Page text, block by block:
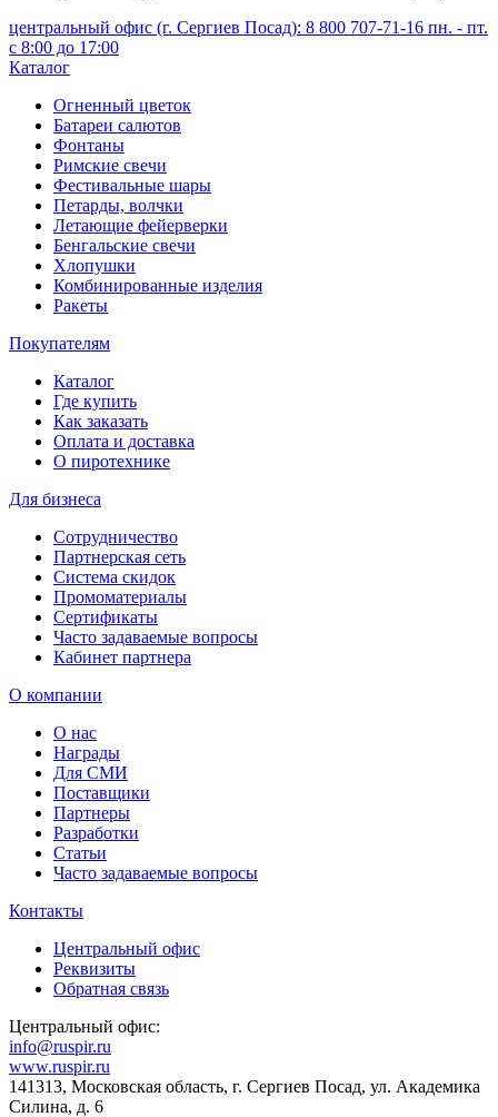
центральный офис (г. Сергиев Посад): 8 800 707-71-16 пн. - пт.
с 8:00 до 17:00
Каталог
Огненный цветок
Батареи салютов
Фонтаны
Римские свечи
Фестивальные шары
Петарды, волчки
Летающие фейерверки
Бенгальские свечи
Хлопушки
Комбинированные изделия
Ракеты
Покупателям
Каталог
Где купить
Как заказать
Оплата и доставка
О пиротехнике
Для бизнеса
Сотрудничество
Партнерская сеть
Система скидок
Промоматериалы
Сертификаты
Часто задаваемые вопросы
Кабинет партнера
О компании
О нас
Награды
Для СМИ
Поставщики
Партнеры
Разработки
Статьи
Часто задаваемые вопросы
Контакты
Центральный офис
Реквизиты
Обратная связь
Центральный офис:
info@ruspir.ru
www.ruspir.ru
141313, Московская область, г. Сергиев Посад, ул. Академика
Силина, д. 6